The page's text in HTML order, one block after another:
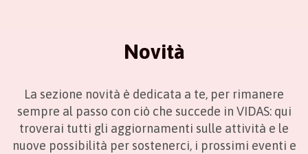
Novità
La sezione novità è dedicata a te, per rimanere
sempre al passo con ciò che succede in VIDAS: qui
troverai tutti gli aggiornamenti sulle attività e le
nuove possibilità per sostenerci, i prossimi eventi e